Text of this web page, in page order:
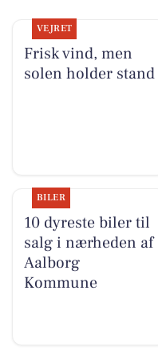
VEJRET
Frisk vind, men
solen holder stand
BILER
10 dyreste biler til
salg i nærheden af
Aalborg
Kommune